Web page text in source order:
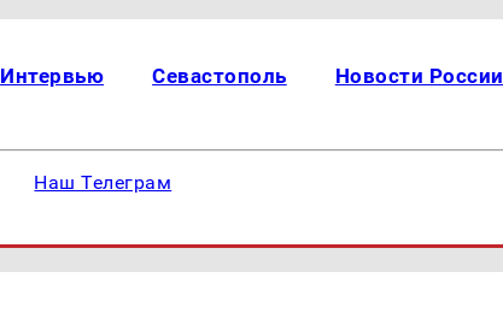
Интервью Севастополь Новости России
Наш Телеграм